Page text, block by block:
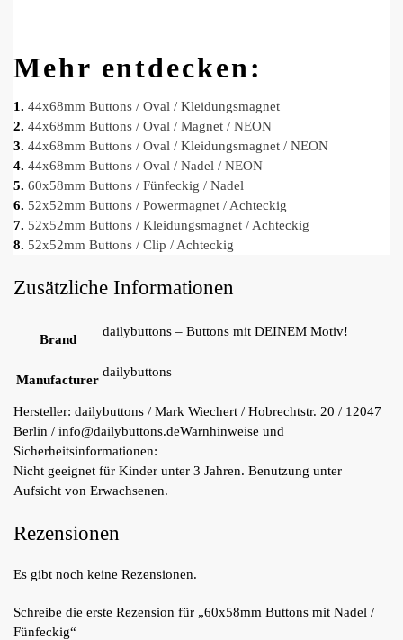
Mehr entdecken:
1. 44x68mm Buttons / Oval / Kleidungsmagnet
2. 44x68mm Buttons / Oval / Magnet / NEON
3. 44x68mm Buttons / Oval / Kleidungsmagnet / NEON
4. 44x68mm Buttons / Oval / Nadel / NEON
5. 60x58mm Buttons / Fünfeckig / Nadel
6. 52x52mm Buttons / Powermagnet / Achteckig
7. 52x52mm Buttons / Kleidungsmagnet / Achteckig
8. 52x52mm Buttons / Clip / Achteckig
Zusätzliche Informationen
Brand
dailybuttons – Buttons mit DEINEM Motiv!
Manufacturer
dailybuttons
Hersteller: dailybuttons / Mark Wiechert / Hobrechtstr. 20 / 12047
Berlin / info@dailybuttons.deWarnhinweise und
Sicherheitsinformationen:
Nicht geeignet für Kinder unter 3 Jahren. Benutzung unter
Aufsicht von Erwachsenen.
Rezensionen
Es gibt noch keine Rezensionen.
Schreibe die erste Rezension für „60x58mm Buttons mit Nadel /
Fünfeckig“